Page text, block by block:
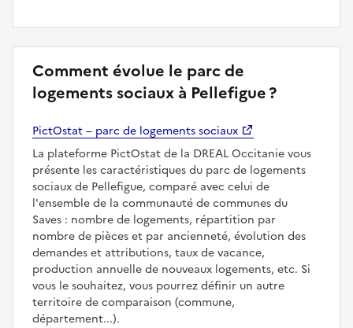
Comment évolue le parc de
logements sociaux à Pellefigue ?
PictOstat – parc de logements sociaux
La plateforme PictOstat de la DREAL Occitanie vous
présente les caractéristiques du parc de logements
sociaux de Pellefigue, comparé avec celui de
l'ensemble de la communauté de communes du
Saves : nombre de logements, répartition par
nombre de pièces et par ancienneté, évolution des
demandes et attributions, taux de vacance,
production annuelle de nouveaux logements, etc. Si
vous le souhaitez, vous pourrez définir un autre
territoire de comparaison (commune,
département...).